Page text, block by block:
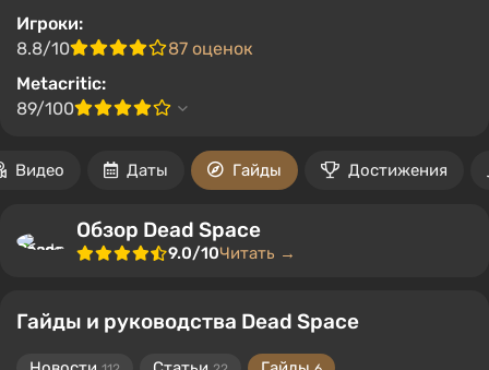
Игроки:
8.8/10
87 оценок
Metacritic:
89/100
Видео Даты Гайды Достижения
Обзор Dead Space
9.0/10Читать →
Гайды и руководства Dead Space